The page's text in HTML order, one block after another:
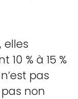
elles
% à 15 %
pas
non